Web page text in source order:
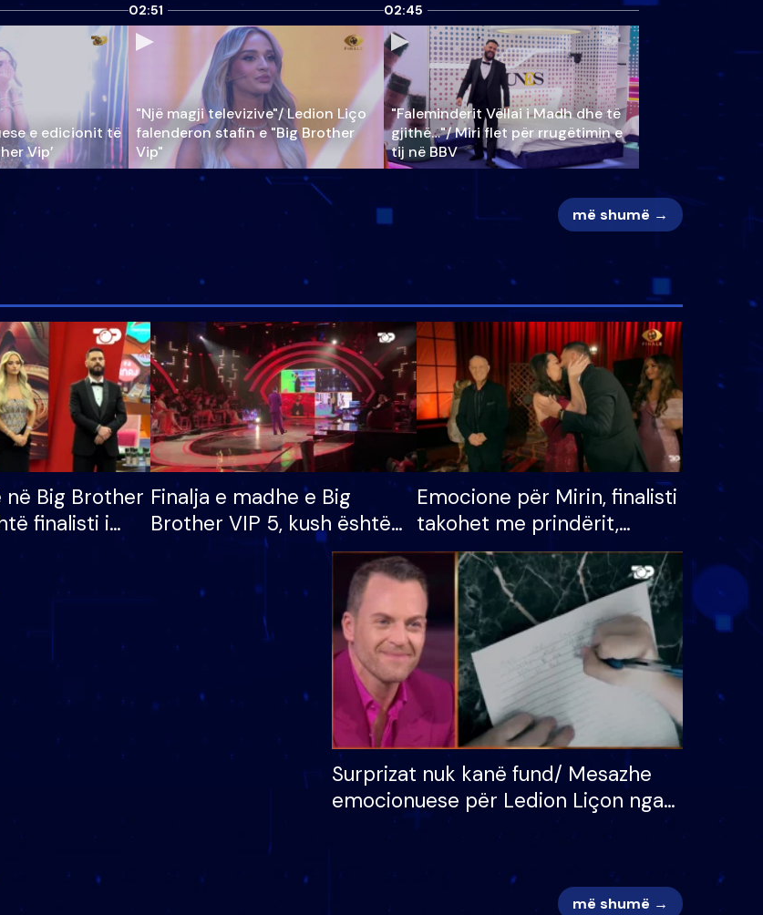
e edicionit të
Vip’
02:51
"Një magji televizive"/ Ledion Liço
falenderon stafin e "Big Brother
Vip"
02:45
"Faleminderit Vëllai i Madh dhe të
gjithë…"/ Miri flet për rrugëtimin e
tij në BBV
më shumë →
Big Brother
finalisti i
Finalja e madhe e Big
Brother VIP 5, kush është
banori i parë që lë shtëpinë
dhe humb mundësinë për
të fituar çmimin e madh
Emocione për Mirin, finalisti
takohet me prindërit,
vajzën dhe bashkëshorten:
S’kemi ndonjë letër divorci
apo jo?
Surprizat nuk kanë fund/ Mesazhe
emocionuese për Ledion Liçon nga
nëna dhe fëmijët e tij, moderatori
më shumë →